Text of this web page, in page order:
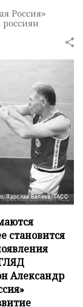
Россия»
Ярослав Беляев/ТАСС
становится
Александр